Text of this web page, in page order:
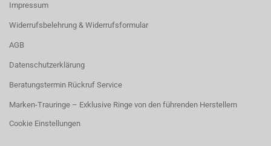
Impressum
Widerrufsbelehrung & Widerrufsformular
AGB
Datenschutzerklärung
Beratungstermin Rückruf Service
Marken-Trauringe – Exklusive Ringe von den führenden Herstellern
Cookie Einstellungen